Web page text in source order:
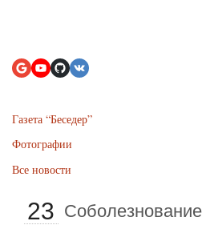
Газета “Беседер”
Фотографии
Все новости
23 Соболезнование